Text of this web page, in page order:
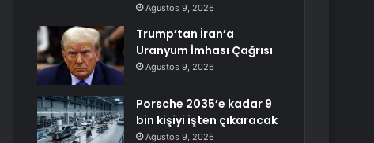
Ağustos 9, 2026
Trump’tan İran’a
Uranyum İmhası Çağrısı
Ağustos 9, 2026
Porsche 2035’e kadar 9
bin kişiyi işten çıkaracak
Ağustos 9, 2026